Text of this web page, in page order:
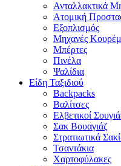
Ανταλλακτικά
Ατομική
Εξοπλισμός
Μηχανές
Μπέρτες
Πινέλα
Ψαλίδια
Είδη Ταξιδιού
Backpacks
Βαλίτσες
Ελβετικοί
Σακ Βουαγιάζ
Στρατιωτικά
Τσαντάκια
Χαρτοφύλακες